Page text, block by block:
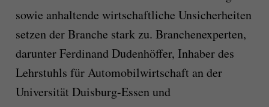
sowie anhaltende wirtschaftliche Unsicherheiten
setzen der Branche stark zu. Branchenexperten,
darunter Ferdinand Dudenhöffer, Inhaber des
Lehrstuhls für Automobilwirtschaft an der
Universität Duisburg-Essen und